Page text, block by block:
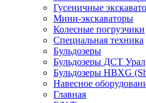
Гусеничные
Мини-экскаваторы
Колесные погрузчики
Специальная техника
Бульдозеры
Бульдозеры ДСТ Урал
Бульдозеры HBXG
Навесное
Главная